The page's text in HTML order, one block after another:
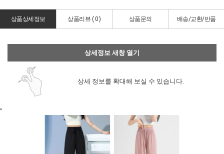
상품상세정보 상품리뷰 ( 0) 상품문의 배송/교환/반품
상세정보 새창 열기
상세 정보를 확대해 보실 수 있습니다.
"